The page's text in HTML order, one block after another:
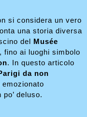
si considera un vero
una storia diversa
del Musée
, fino ai luoghi simbolo
. In questo articolo
da non
deluso.